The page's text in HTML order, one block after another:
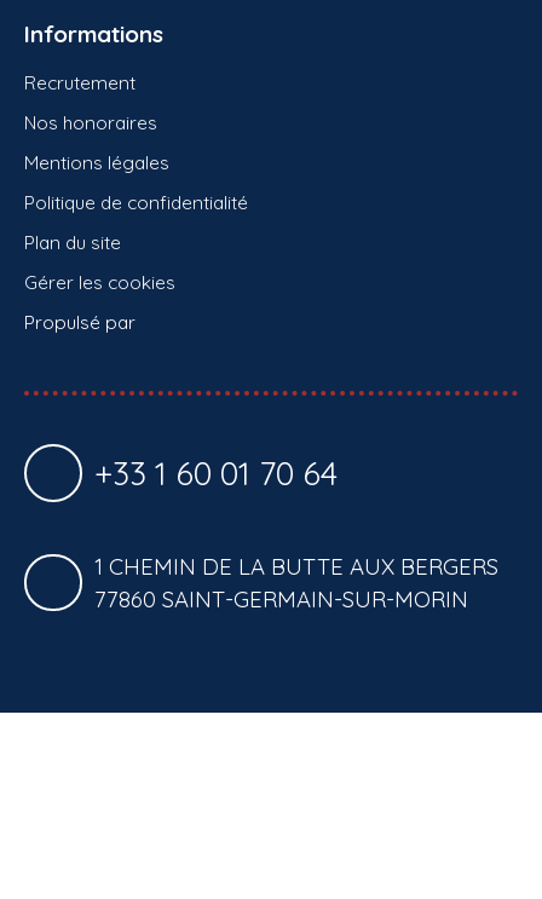
Informations
Recrutement
Nos honoraires
Mentions légales
Politique de confidentialité
Plan du site
Gérer les cookies
Propulsé par
+33 1 60 01 70 64
1 CHEMIN DE LA BUTTE AUX BERGERS
77860 SAINT-GERMAIN-SUR-MORIN